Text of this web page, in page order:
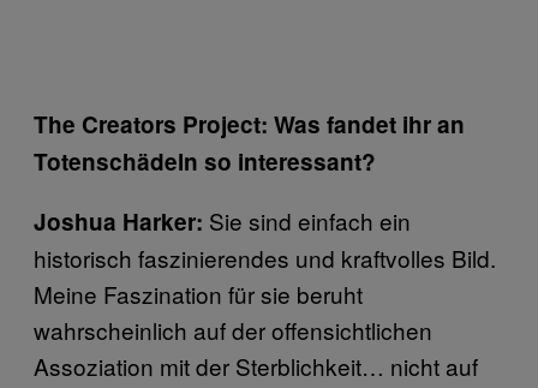
The Creators Project: Was fandet ihr an
Totenschädeln so interessant?
Joshua Harker: Sie sind einfach ein
historisch faszinierendes und kraftvolles Bild.
Meine Faszination für sie beruht
wahrscheinlich auf der offensichtlichen
Assoziation mit der Sterblichkeit… nicht auf